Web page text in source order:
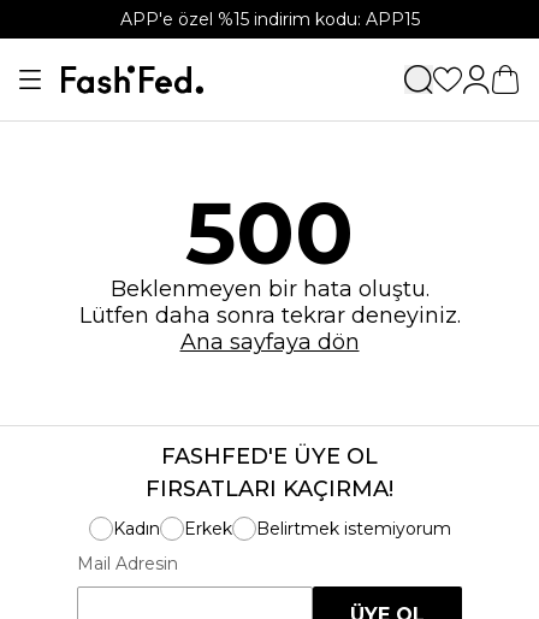
APP'e özel %15 indirim kodu: APP15
500
Beklenmeyen bir hata oluştu.
Lütfen daha sonra tekrar deneyiniz.
Ana sayfaya dön
FASHFED'E ÜYE OL
FIRSATLARI KAÇIRMA!
Kadın Erkek
Belirtmek istemiyorum
Mail Adresin